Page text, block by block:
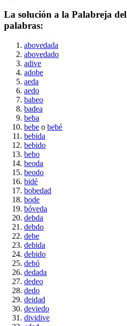
La solución a la Palabreja del
palabras:
abovedada
abovedado
adive
adobe
aeda
aedo
babeo
badea
beba
bebe o bebé
bebida
bebido
bebo
beoda
beodo
bidé
bobedad
bode
bóveda
debda
debdo
debe
debida
debido
debó
dedada
dedeo
dedo
deidad
deviedo
dividive